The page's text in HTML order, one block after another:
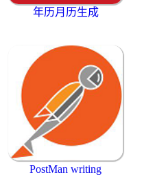
年历月历生成
PostMan writing